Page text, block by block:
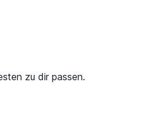
zu dir passen.